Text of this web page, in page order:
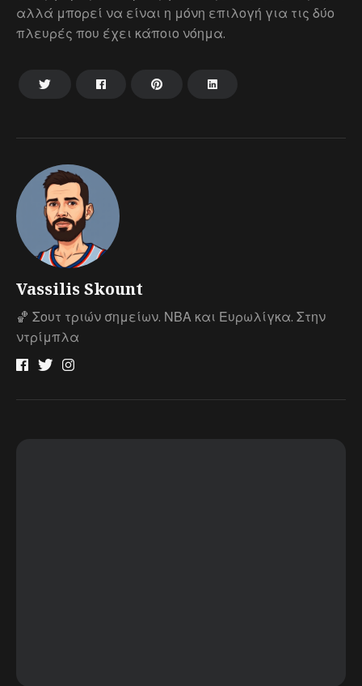
Vassilis Skount
🏀 Σουτ τριών σημείων. ΝΒΑ και Ευρωλίγκα. Στην
ντρίμπλα
αλλά μπορεί να είναι η μόνη επιλογή για τις δύο
πλευρές που έχει κάποιο νόημα.